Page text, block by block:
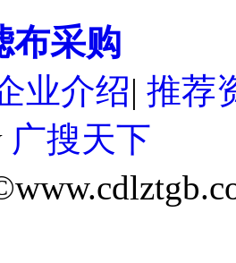
布采购
业介绍| 推荐
广搜天下